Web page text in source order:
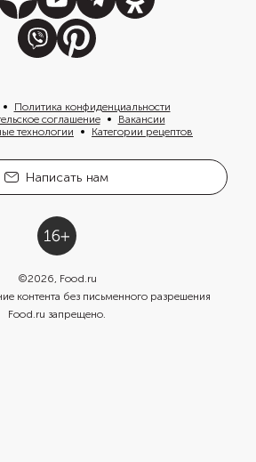
Политика конфиденциальности
соглашение
Вакансии
технологии
Категории рецептов
Написать нам
©2026, Food.ru
контента без письменного разрешения
Food.ru запрещено.